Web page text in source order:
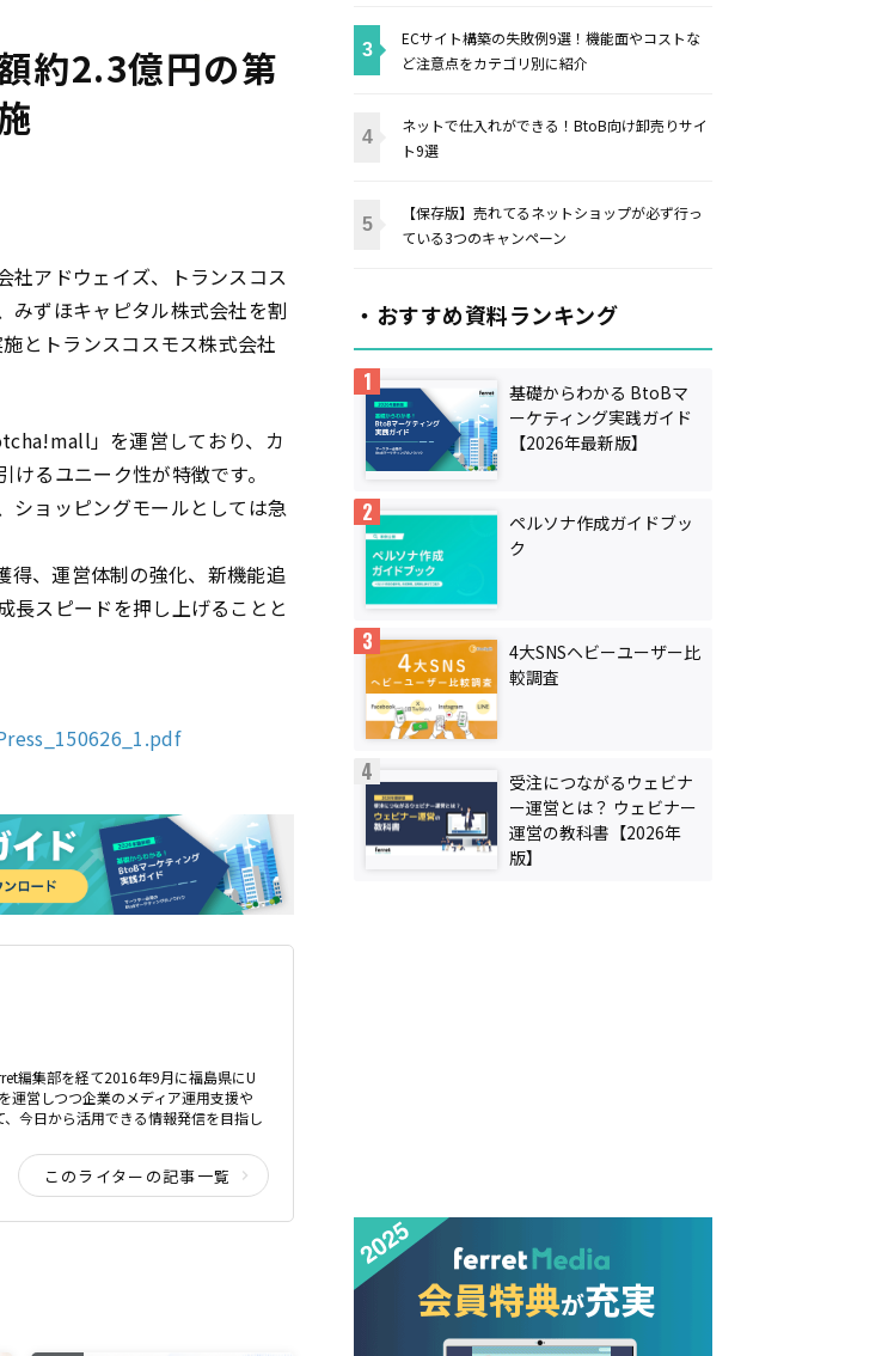
約2.3億円の第
社アドウェイズ、トランスコス
みずほキャピタル株式会社を割
とトランスコスモス株式会社
」を運営しており、カ
るユニーク性が特徴です。
ショッピングモールとしては急
、運営体制の強化、新機能追
長スピードを押し上げることと
編集部を経て2016年9月に福島県にU
運営しつつ企業のメディア運用支援や
日から活用できる情報発信を目指し
このライターの記事一覧
ECサイト構築の失敗例9選！機能面やコストな
ど注意点をカテゴリ別に紹介
ネットで仕入れができる！BtoB向け卸売りサイ
ト9選
【保存版】売れてるネットショップが必ず行っ
ている3つのキャンペーン
・おすすめ資料ランキング
基礎からわかる BtoBマ
ーケティング実践ガイド
【2026年最新版】
ペルソナ作成ガイドブッ
ク
4大SNSヘビーユーザー比
較調査
受注につながるウェビナ
ー運営とは？ ウェビナー
運営の教科書【2026年
版】